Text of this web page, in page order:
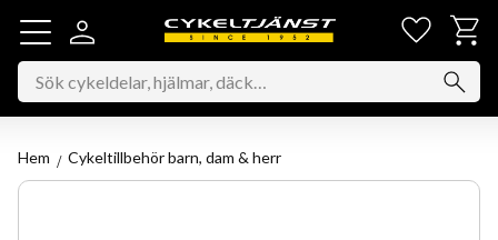
Meny
Hem Cykeltillbehör barn, dam & herr